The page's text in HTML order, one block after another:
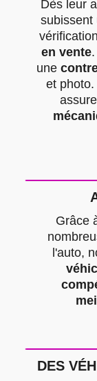
Dès leur
subissent
en vente.
une
et
Grâce
l'auto,
DES